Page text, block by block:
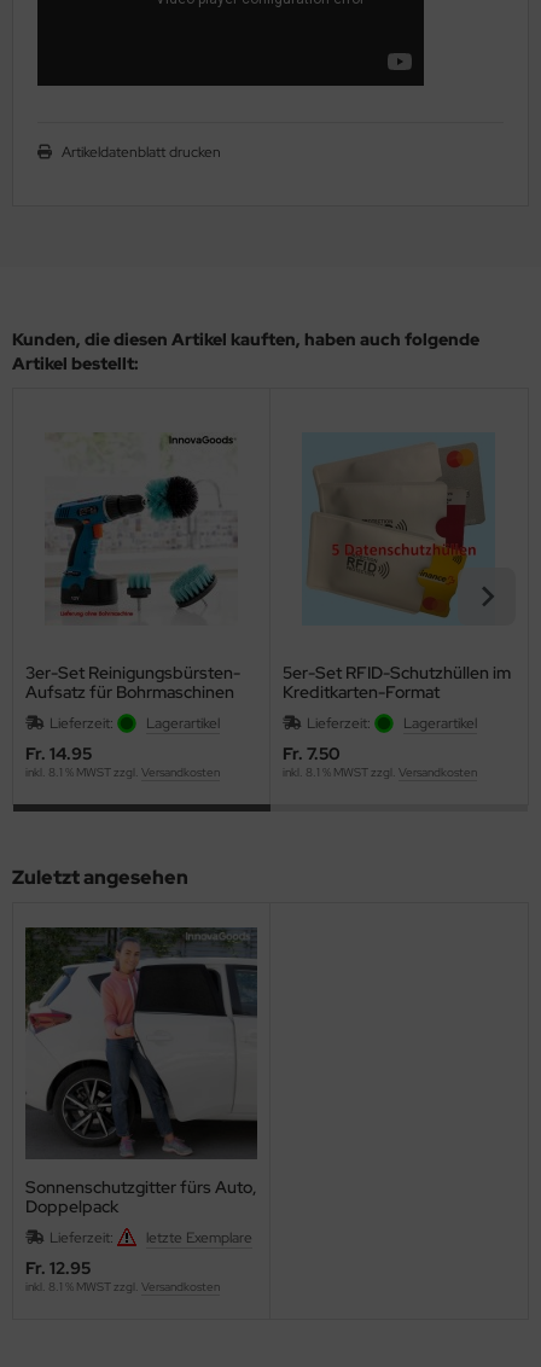
Artikeldatenblatt drucken
Kunden, die diesen Artikel kauften, haben auch folgende
Artikel bestellt:
3er-Set Reinigungsbürsten-
Aufsatz für Bohrmaschinen
Lieferzeit: Lagerartikel
Fr. 14.95
inkl. 8.1 % MWST zzgl. Versandkosten
5er-Set RFID-Schutzhüllen im
Kreditkarten-Format
Lieferzeit: Lagerartikel
Fr. 7.50
inkl. 8.1 % MWST zzgl. Versandkosten
Zuletzt angesehen
Sonnenschutzgitter fürs Auto,
Doppelpack
Lieferzeit: letzte Exemplare
Fr. 12.95
inkl. 8.1 % MWST zzgl. Versandkosten